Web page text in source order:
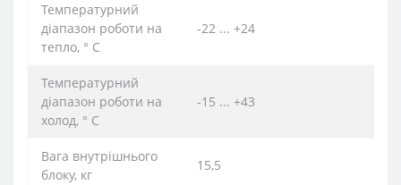
Температурний
діапазон роботи на
тепло, ° C
-22 ... +24
Температурний
діапазон роботи на
холод, ° C
-15 ... +43
Вага внутрішнього
блоку, кг
15,5